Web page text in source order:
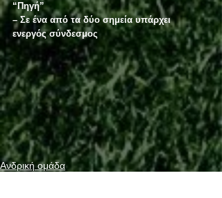
“Πηγή”
– Σε ένα από τα δύο σημεία υπάρχει
ενεργός σύνδεσμος
Ανδρική ομάδα